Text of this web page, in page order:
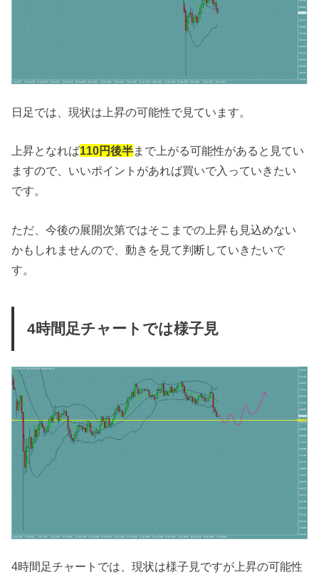
日足では、現状は上昇の可能性で見ています。
上昇となれば110円後半まで上がる可能性があると見てい
ますので、いいポイントがあれば買いで入っていきたい
です。
ただ、今後の展開次第ではそこまでの上昇も見込めない
かもしれませんので、動きを見て判断していきたいで
す。
4時間足チャートでは様子見
4時間足チャートでは、現状は様子見ですが上昇の可能性